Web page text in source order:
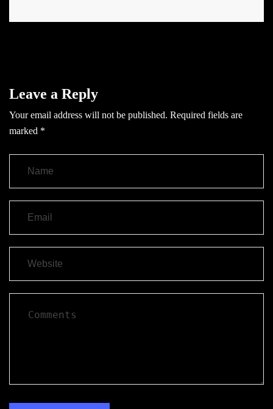
Leave a Reply
Your email address will not be published. Required fields are
marked *